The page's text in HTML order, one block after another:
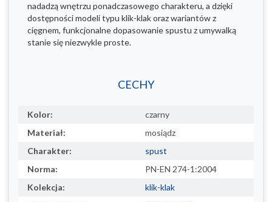
nadadzą wnętrzu ponadczasowego charakteru, a dzięki
dostępności modeli typu klik-klak oraz wariantów z
cięgnem, funkcjonalne dopasowanie spustu z umywalką
stanie się niezwykle proste.
CECHY
Kolor:
czarny
Materiał:
mosiądz
Charakter:
spust
Norma:
PN-EN 274-1:2004
Kolekcja:
klik-klak